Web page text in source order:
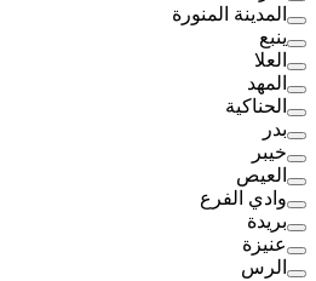
المدينة المنورة
ينبع
العلا
المهد
الحناكية
بدر
خيبر
العيص
وادي الفرع
بريدة
عنيزة
الرس